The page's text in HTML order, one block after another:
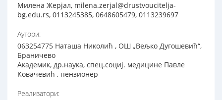
Милена Жерјал, milena.zerjal@drustvoucitelja-
bg.edu.rs, 0113245385, 0648605479, 0113239697
Аутори:
063254775 Наташа Николић , ОШ „Вељко Дугошевић“,
Браничево
Академик, др.наука, спец.социј. медицине Павле
Ковачевић , пензионер
Реализатори: